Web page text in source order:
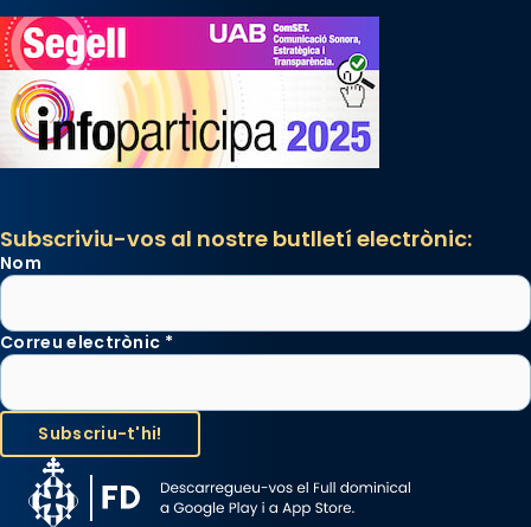
Subscriviu-vos al nostre butlletí electrònic:
Nom
Correu electrònic *